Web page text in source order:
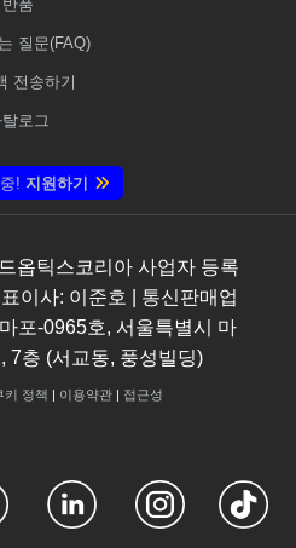
반품
질문(FAQ)
전송하기
로그
! 지원하기
옵틱스코리아 사업자 등록
이사: 이준호 | 통신판매업
포-0965호, 서울특별시 마
7층 (서교동, 풍성빌딩)
키 정책 | 이용약관| 접근성